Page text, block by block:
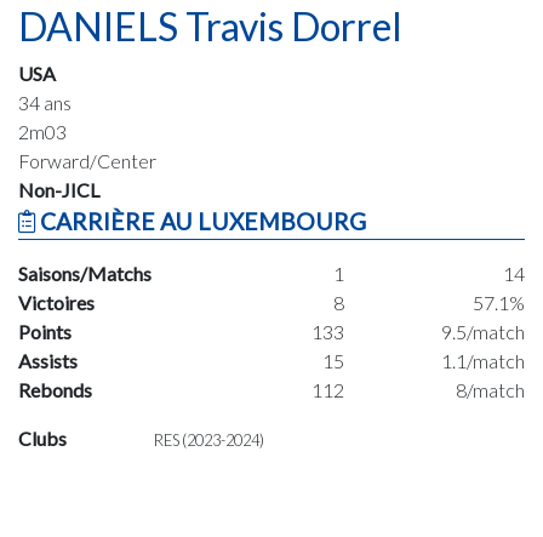
DANIELS Travis Dorrel
USA
34 ans
2m03
Forward/Center
Non-JICL
CARRIÈRE AU LUXEMBOURG
Saisons/Matchs 1
14
Victoires
8
57.1%
Points
133
9.5/match
Assists
15
1.1/match
Rebonds
112 8/match
Clubs RES (2023-2024)